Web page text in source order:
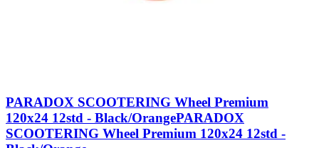
PARADOX SCOOTERING Wheel Premium
120x24 12std - Black/OrangePARADOX
SCOOTERING Wheel Premium 120x24 12std -